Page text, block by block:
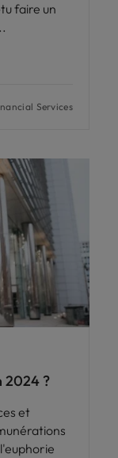
faire un
Services
2024 ?
et